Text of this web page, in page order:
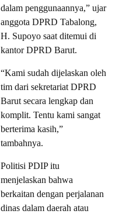
dalam penggunaannya,” ujar
anggota DPRD Tabalong,
H. Supoyo saat ditemui di
kantor DPRD Barut.
“Kami sudah dijelaskan oleh
tim dari sekretariat DPRD
Barut secara lengkap dan
komplit. Tentu kami sangat
berterima kasih,”
tambahnya.
Politisi PDIP itu
menjelaskan bahwa
berkaitan dengan perjalanan
dinas dalam daerah atau